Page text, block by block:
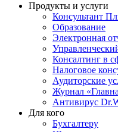
Продукты и услуги
Консультант
Образование
Электронная
Консалтинг в
Налоговое
Аудиторские
Журнал
Антивирус
Для кого
Бухгалтеру